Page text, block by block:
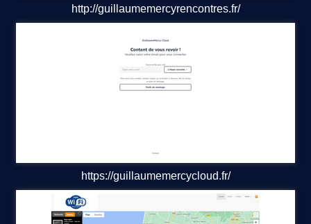
Station place de verdun
TRADITIONS
ETE 2023
http://guillaumemercyrencontres.fr/
https://guillaumemercycloud.fr/